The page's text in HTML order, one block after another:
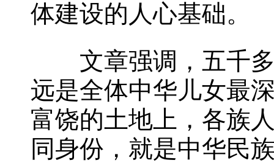
体建设的人心基础。
文章强调，五千多
远是全体中华儿女最
富饶的土地上，各族
同身份，就是中华民